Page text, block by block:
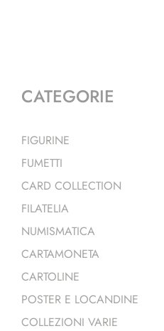
CATEGORIE
FIGURINE
FUMETTI
CARD COLLECTION
FILATELIA
NUMISMATICA
CARTAMONETA
CARTOLINE
POSTER E LOCANDINE
COLLEZIONI VARIE